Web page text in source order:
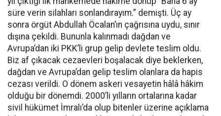
süre verin silahları sonlandırayım.” demişti. Üç ay
sonra örgüt Abdullah Öcalan’ın çağrısına uydu, sınır
dışına çekildi. Bununla kalınmadı dağdan ve
Avrupa’dan iki PKK’li grup gelip devlete teslim oldu.
Biz af çıkacak cezaevleri boşalacak diye beklerken,
dağdan ve Avrupa’dan gelip teslim olanlara da hapis
cezası verildi. O dönem askeri vesayetin hâlâ hâkim
olduğu bir dönemdi. 2000’li yılların ortalarına kadar
sivil hükümet İmralı’da olup bitenler üzerine açıklama